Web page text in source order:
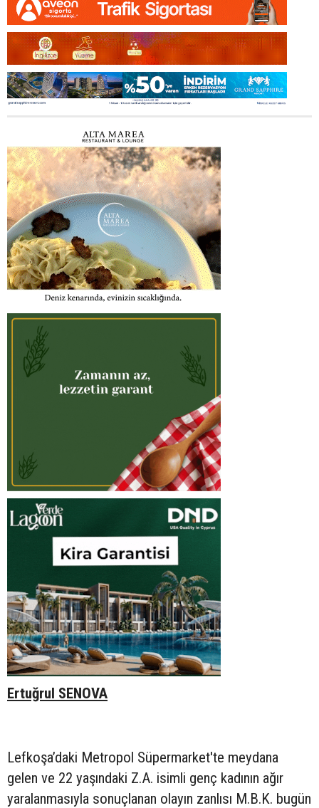
Ertuğrul SENOVA
Lefkoşa’daki Metropol Süpermarket'te meydana
gelen ve 22 yaşındaki Z.A. isimli genç kadının ağır
yaralanmasıyla sonuçlanan olayın zanlısı M.B.K. bugün